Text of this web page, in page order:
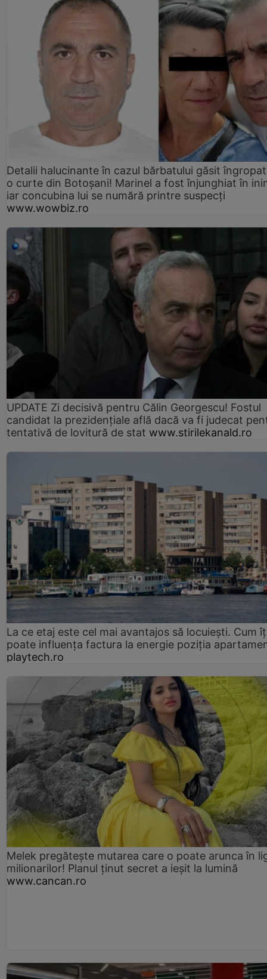
Detalii halucinante în cazul bărbatului găsit
o curte din Botoșani! Marinel a fost înjunghiat în
iar concubina lui se numără printre suspecți
www.wowbiz.ro
UPDATE Zi decisivă pentru Călin Georgescu! Fostul
candidat la prezidențiale află dacă va fi judecat
tentativă de lovitură de stat www.stirilekanald.ro
La ce etaj este cel mai avantajos să locuiești. Cum
poate influența factura la energie poziția
playtech.ro
Melek pregătește mutarea care o poate arunca în
milionarilor! Planul ținut secret a ieșit la lumină
www.cancan.ro